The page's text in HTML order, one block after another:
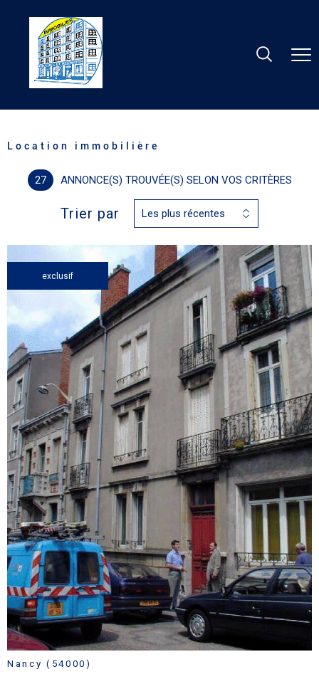
Location immobilière
27 ANNONCE(S) TROUVÉE(S) SELON VOS CRITÈRES
Trier par Les plus récentes
exclusif
voir le
bien
Nancy (54000)